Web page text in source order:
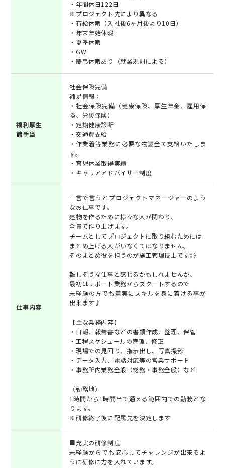
・年間休日122日
※プロジェクト先により異なる
・有給休暇（入社後6ヶ月後より10日）
・年末年始休暇
・夏季休暇
・GW
・慶弔休暇あり（就業規則による）
福利厚生
諸手当
社会保険完備
補足情報：
・社会保険完備（健康保険、厚生年金、雇用保
険、労災保険）
・定期健康診断
・交通費支給
・作業着等業務に必要な物䛿全て支給いたしま
す。
・育児休業取得実績
・キャリアアドバイザー制度
仕事内容
一言で言うとプロジェクトマネージャーのよう
なお仕事です。
建物を作るために様々な人が関わり、
全員で作り上げます。
チームとしてプロジェクトに取り組むためには
まとめ上げる人がいなくてはなりません。
そのまとめ役を担うのが施工管理技士です◎
難しそうな仕事と感じるかもしれませんが、
最初はサポート業務からスタートするので
未経験の方でも着実にスキルを身に着ける事が
出来ます♪
【主な業務内容】
・日報、報告書などの書類作成、整理、保管
・工程スケジュールの管理、修正
・現場での見回り、指示出し、写真撮影
・データ入力、電話対応等の営業サポート
・事務所内業務全般（総務・事務全般）など
〈勤務地〉
1時間から1時間半で通える範囲内での勤務とな
ります。
※研修終了後に配属先を決定します
■充実の研修制度
未経験からでも安心してチャレンジが出来るよ
うに研修に力を入れています。